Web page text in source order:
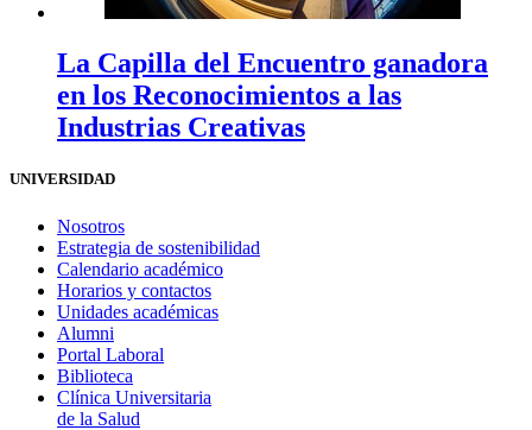
La Capilla del Encuentro ganadora
en los Reconocimientos a las
Industrias Creativas
UNIVERSIDAD
Nosotros
Estrategia de sostenibilidad
Calendario académico
Horarios y contactos
Unidades académicas
Alumni
Portal Laboral
Biblioteca
Clínica Universitaria
de la Salud